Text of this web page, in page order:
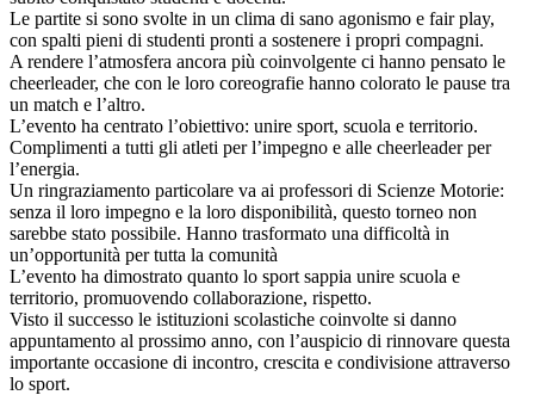
Le partite si sono svolte in un clima di sano agonismo e fair play,
con spalti pieni di studenti pronti a sostenere i propri compagni.
A rendere l’atmosfera ancora più coinvolgente ci hanno pensato le
cheerleader, che con le loro coreografie hanno colorato le pause tra
un match e l’altro.
L’evento ha centrato l’obiettivo: unire sport, scuola e territorio.
Complimenti a tutti gli atleti per l’impegno e alle cheerleader per
l’energia.
Un ringraziamento particolare va ai professori di Scienze Motorie:
senza il loro impegno e la loro disponibilità, questo torneo non
sarebbe stato possibile. Hanno trasformato una difficoltà in
un’opportunità per tutta la comunità
L’evento ha dimostrato quanto lo sport sappia unire scuola e
territorio, promuovendo collaborazione, rispetto.
Visto il successo le istituzioni scolastiche coinvolte si danno
appuntamento al prossimo anno, con l’auspicio di rinnovare questa
importante occasione di incontro, crescita e condivisione attraverso
lo sport.